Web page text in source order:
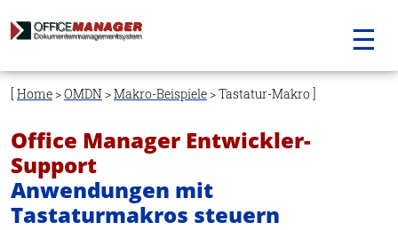
Navigation
überspringen
☰
Home >OMDN >Makro-Beispiele > Tastatur-Makro
Office Manager Entwickler-
Support
Anwendungen mit
Tastaturmakros steuern